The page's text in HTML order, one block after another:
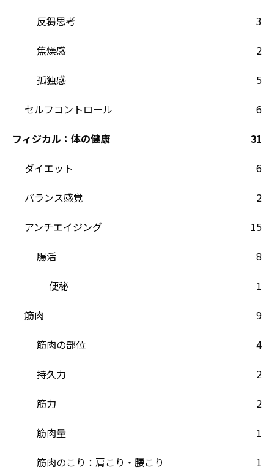
反芻思考
3
焦燥感
2
孤独感
5
セルフコントロール
6
フィジカル：体の健康
31
ダイエット
6
バランス感覚
2
アンチエイジング
15
腸活
8
便秘
1
筋肉
9
筋肉の部位
4
持久力
2
筋力
2
筋肉量
1
筋肉のこり：肩こり・腰こり
1